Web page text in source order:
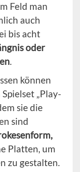
Feld man
auch
bis acht
oder
.
können
„Play-
sie die
sind
Platten, um
zu gestalten.